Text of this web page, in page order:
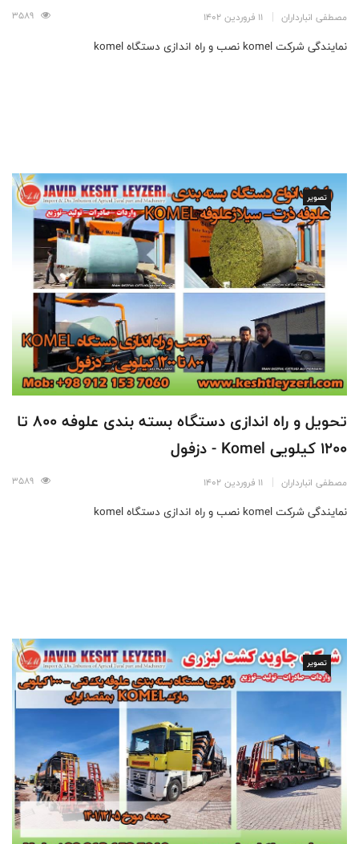
مصطفی انبارداران 11 فروردین 1402
نمایندگی شرکت komel نصب و راه اندازی دستگاه komel
تصویر
تحویل و راه اندازی دستگاه بسته بندی علوفه 800 تا
1200 کیلویی Komel - دزفول
مصطفی انبارداران 11 فروردین 1402
نمایندگی شرکت komel نصب و راه اندازی دستگاه komel
تصویر